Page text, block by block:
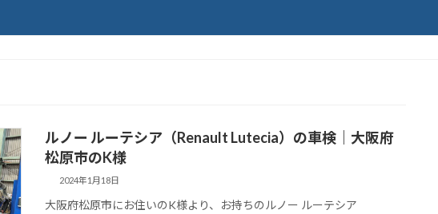
ルノー ルーテシア（Renault Lutecia）の車検｜大阪府
松原市のK様
2024年1月18日
大阪府松原市にお住いのK様より、お持ちのルノー ルーテシア